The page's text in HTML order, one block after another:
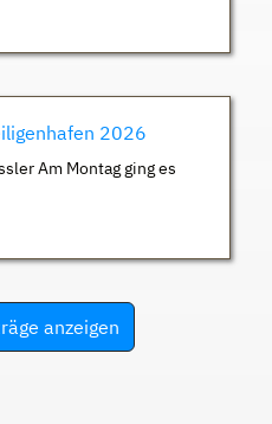
2026
Am Montag ging es
anzeigen